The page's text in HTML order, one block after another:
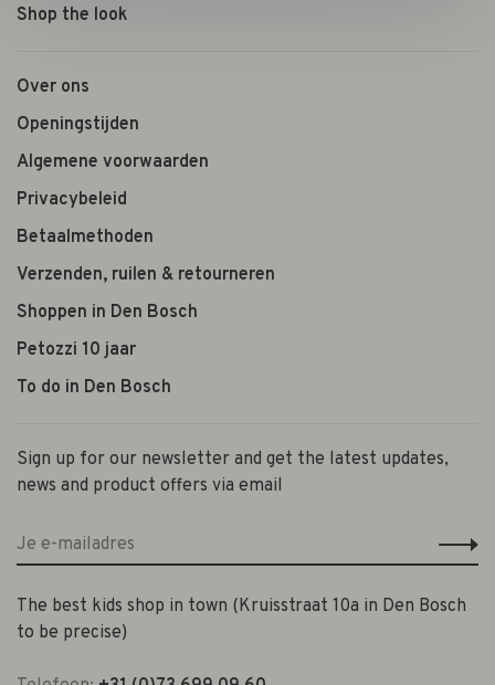
Shop the look
Over ons
Openingstijden
Algemene voorwaarden
Privacybeleid
Betaalmethoden
Verzenden, ruilen & retourneren
Shoppen in Den Bosch
Petozzi 10 jaar
To do in Den Bosch
Sign up for our newsletter and get the latest updates,
news and product offers via email
The best kids shop in town (Kruisstraat 10a in Den Bosch
to be precise)